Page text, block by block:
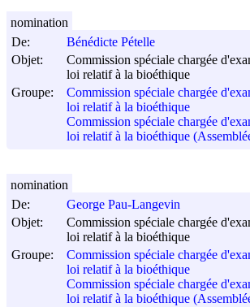
De:
Bénédicte Pételle
Objet:
Commission spéciale chargée
loi relatif à la bioéthique
Groupe:
Commission spéciale chargée
loi relatif à la bioéthique
Commission spéciale chargée
loi relatif à la bioéthique
nomination
De:
George Pau-Langevin
Objet:
Commission spéciale chargée
loi relatif à la bioéthique
Groupe:
Commission spéciale chargée
loi relatif à la bioéthique
Commission spéciale chargée
loi relatif à la bioéthique
nomination